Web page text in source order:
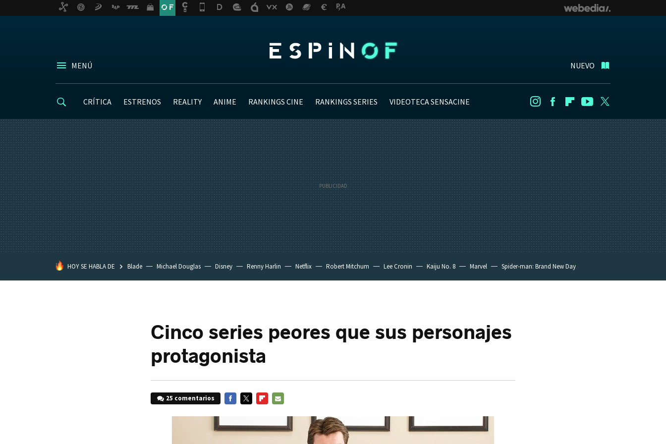
MENÚ NUEVO
CRÍTICA ESTRENOS REALITY ANIME RANKINGS CINE RANKINGS SERIES VIDEOTECA SENSACINE InstagramFacebookFlipboard
Youtube
HOY SE HABLA DE Blade Michael Douglas Disney Renny Harlin Netflix Robert Mitchum Lee Cronin Kaiju No. 8 Marvel Spider-man: Brand New Day
Cinco series peores que sus personajes
protagonista
25 comentarios